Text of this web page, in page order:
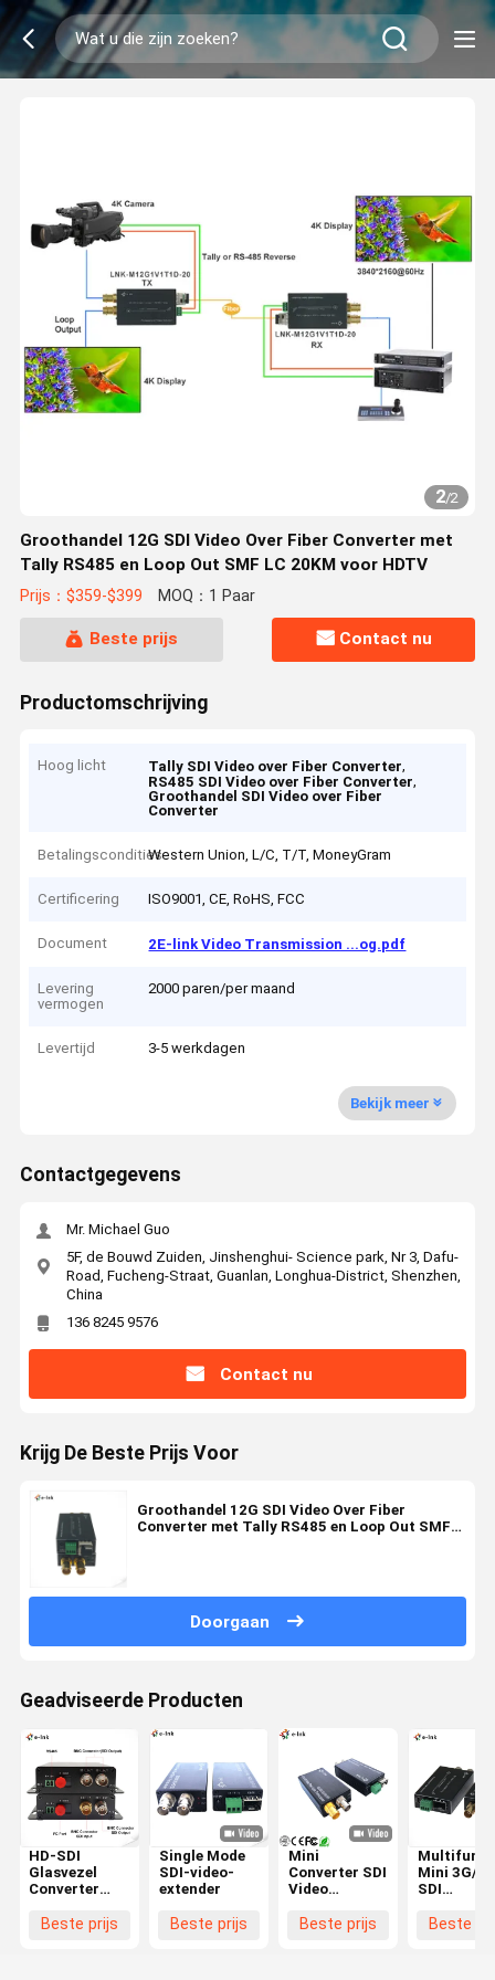
2/2
Groothandel 12G SDI Video Over Fiber Converter met
Tally RS485 en Loop Out SMF LC 20KM voor HDTV
Prijs：$359-$399 MOQ：1 Paar
Beste prijs Contact nu
Productomschrijving
Hoog licht Tally SDI Video over Fiber Converter,
RS485 SDI Video over Fiber Converter,
Groothandel SDI Video over Fiber
Converter
BetalingsconditiesWestern Union, L/C, T/T, MoneyGram
Certificering ISO9001, CE, RoHS, FCC
Document 2E-link Video Transmission ...og.pdf
Levering
vermogen
2000 paren/per maand
Levertijd 3-5 werkdagen
Bekijk meer
Contactgegevens
Mr. Michael Guo
5F, de Bouwd Zuiden, Jinshenghui- Science park, Nr 3, Dafu-
Road, Fucheng-Straat, Guanlan, Longhua-District, Shenzhen,
China
136 8245 9576
Contact nu
Krijg De Beste Prijs Voor
Groothandel 12G SDI Video Over Fiber
Converter met Tally RS485 en Loop Out SMF
Doorgaan
Geadviseerde Producten
HD-SDI
Glasvezel
Converter
Ingebouwde
Beste prijs
Single Mode
SDI-video-
extender
Beste prijs
Mini
Converter SDI
Video
Beste prijs
Mini 3G/
SDI
met video-
Beste